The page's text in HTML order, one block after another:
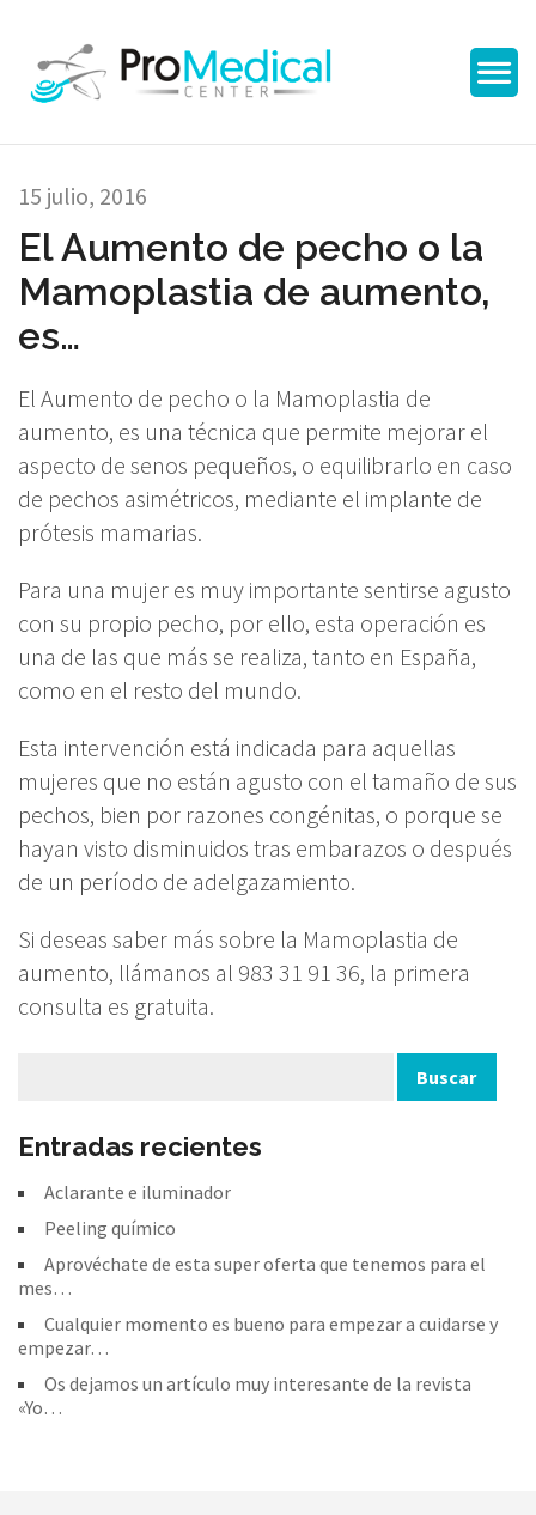
15 julio, 2016
El Aumento de pecho o la
Mamoplastia de aumento,
es…
El Aumento de pecho o la Mamoplastia de
aumento, es una técnica que permite mejorar el
aspecto de senos pequeños, o equilibrarlo en caso
de pechos asimétricos, mediante el implante de
prótesis mamarias.
Para una mujer es muy importante sentirse agusto
con su propio pecho, por ello, esta operación es
una de las que más se realiza, tanto en España,
como en el resto del mundo.
Esta intervención está indicada para aquellas
mujeres que no están agusto con el tamaño de sus
pechos, bien por razones congénitas, o porque se
hayan visto disminuidos tras embarazos o después
de un período de adelgazamiento.
Si deseas saber más sobre la Mamoplastia de
aumento, llámanos al 983 31 91 36, la primera
consulta es gratuita.
Entradas recientes
Aclarante e iluminador
Peeling químico
Aprovéchate de esta super oferta que tenemos para el
mes…
Cualquier momento es bueno para empezar a cuidarse y
empezar…
Os dejamos un artículo muy interesante de la revista
«Yo…